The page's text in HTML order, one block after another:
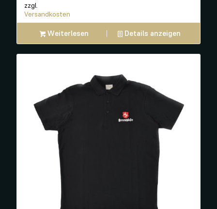
zzgl.
Versandkosten
Weiterlesen Details anzeigen